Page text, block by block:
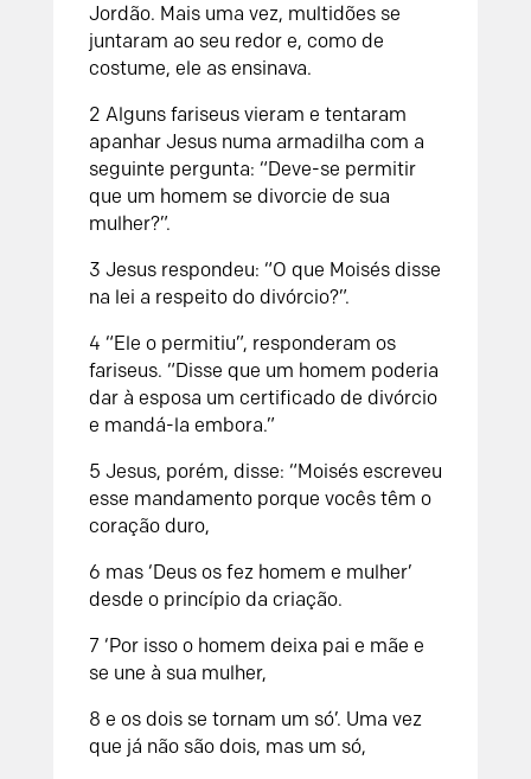
Jordão. Mais uma vez, multidões se
juntaram ao seu redor e, como de
costume, ele as ensinava.
2 Alguns fariseus vieram e tentaram
apanhar Jesus numa armadilha com a
seguinte pergunta: “Deve-se permitir
que um homem se divorcie de sua
mulher?”.
3 Jesus respondeu: “O que Moisés disse
na lei a respeito do divórcio?”.
4 “Ele o permitiu”, responderam os
fariseus. “Disse que um homem poderia
dar à esposa um certificado de divórcio
e mandá-la embora.”
5 Jesus, porém, disse: “Moisés escreveu
esse mandamento porque vocês têm o
coração duro,
6 mas ‘Deus os fez homem e mulher’
desde o princípio da criação.
7 ‘Por isso o homem deixa pai e mãe e
se une à sua mulher,
8 e os dois se tornam um só’. Uma vez
que já não são dois, mas um só,